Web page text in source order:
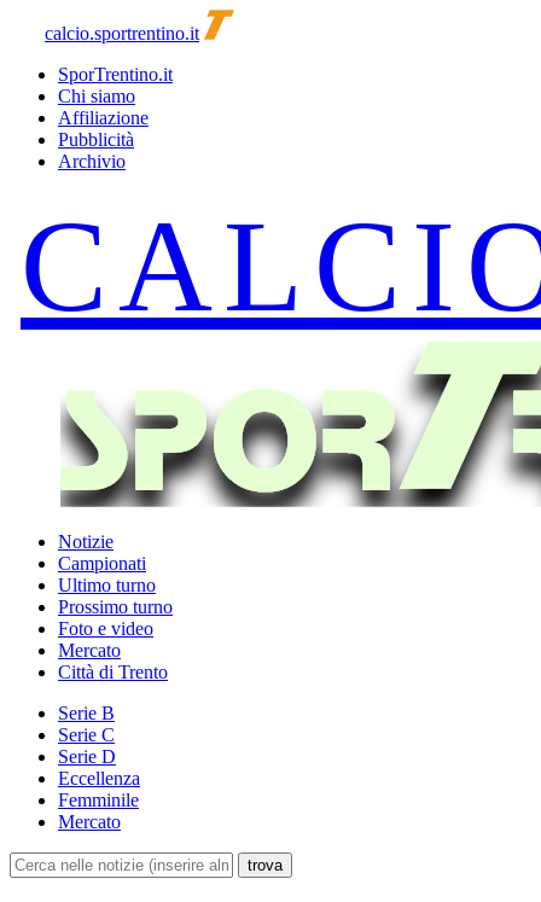
calcio.sportrentino.it
SporTrentino.it
Chi siamo
Affiliazione
Pubblicità
Archivio
Notizie
Campionati
Ultimo turno
Prossimo turno
Foto e video
Mercato
Città di Trento
Serie B
Serie C
Serie D
Eccellenza
Femminile
Mercato